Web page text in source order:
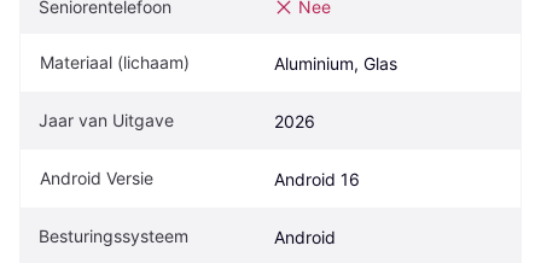
Seniorentelefoon Nee
Materiaal (lichaam) Aluminium, Glas
Jaar van Uitgave 2026
Android Versie Android 16
Besturingssysteem Android